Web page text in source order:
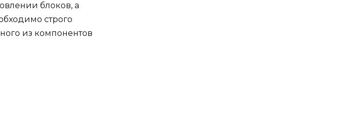
блоков, а
строго
из компонентов